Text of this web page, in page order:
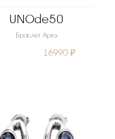
UNOde50
Браслет Архэ
16990 ₽